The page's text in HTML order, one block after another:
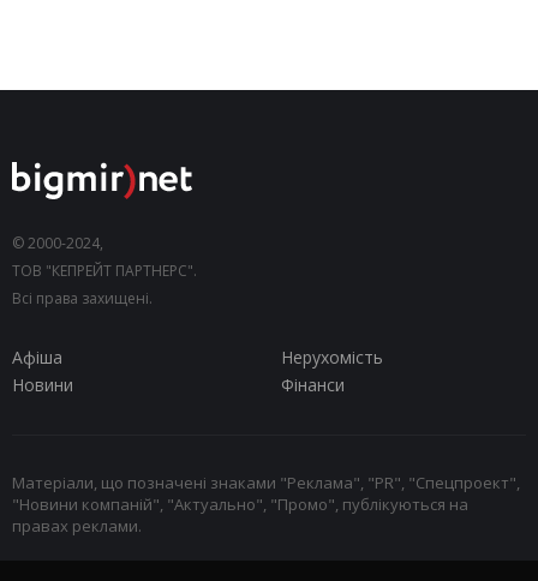
© 2000-2024,
ТОВ "КЕПРЕЙТ ПАРТНЕРС".
Всі права захищені.
Афіша
Нерухомість
Новини
Фінанси
Матеріали, що позначені знаками "Реклама", "PR", "Спецпроект",
"Новини компаній", "Актуально", "Промо", публікуються на
правах реклами.